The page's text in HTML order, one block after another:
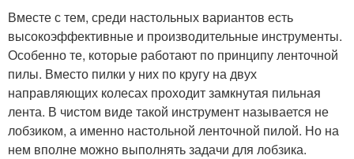
Вместе с тем, среди настольных вариантов есть
высокоэффективные и производительные инструменты.
Особенно те, которые работают по принципу ленточной
пилы. Вместо пилки у них по кругу на двух
направляющих колесах проходит замкнутая пильная
лента. В чистом виде такой инструмент называется не
лобзиком, а именно настольной ленточной пилой. Но на
нем вполне можно выполнять задачи для лобзика.